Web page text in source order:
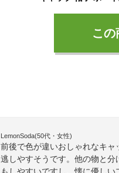
こ
LemonSoda(50代・女性)
前後で色が違いおしゃれなキ
逃しやすそうです。他の物と